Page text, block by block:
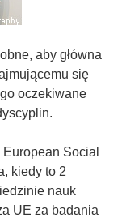
aby główna
się
oczekiwane
Social
kiedy to 2
nauk
UE za badania